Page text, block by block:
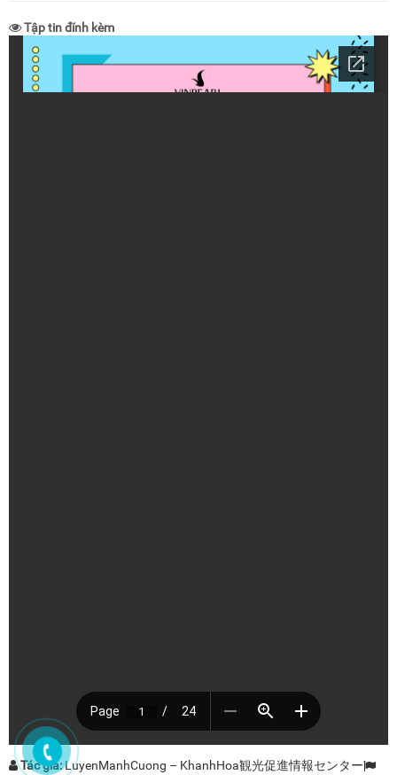
Tập tin đính kèm
Tác giả:LuyenManhCuong – KhanhHoa観光促進情報センター